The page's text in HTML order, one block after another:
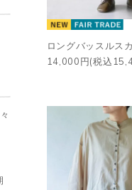
ロングバッスルス
14,000円(税込